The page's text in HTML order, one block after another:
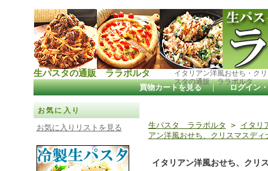
生パスタの通販 ララポルタ
イタリアン洋風おせち・ク
スタの通販 ララポルタ
買物カートを見る ｜ ログイン
お気に入り
お気に入りリストを見る 生パスタ ララポルタ > イタリ
アン洋風おせち、クリスマスデ
イタリアン洋風おせち、クリ